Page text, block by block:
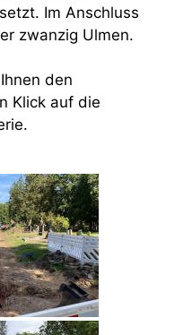
Im Anschluss
zwanzig Ulmen.
den
Klick auf die